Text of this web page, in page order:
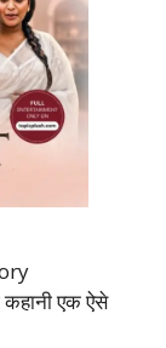
एक ऐसे